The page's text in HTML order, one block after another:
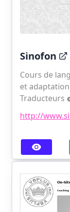
Sinofon
Cours de
et adaptation
Traducteurs
http://